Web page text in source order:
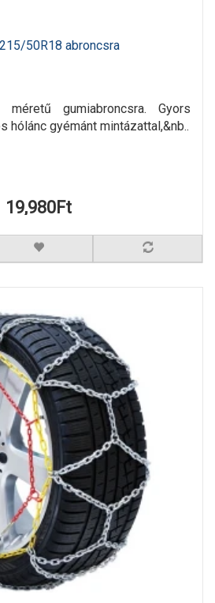
50R18 abroncsra
méretű gumiabroncsra. Gyors
gyémánt mintázattal,&nb..
19,980Ft